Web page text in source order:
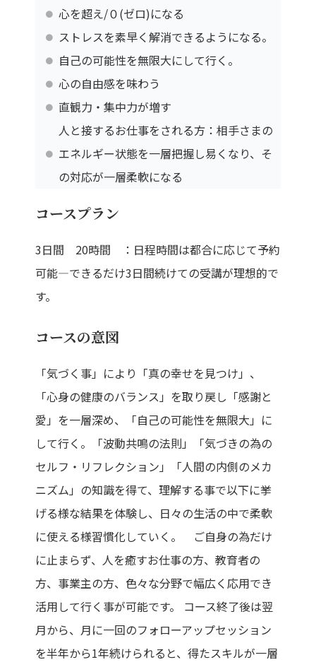
心を超え/０(ゼロ)になる
ストレスを素早く解消できるようになる。
自己の可能性を無限大にして行く。
心の自由感を味わう
直観力・集中力が増す
人と接するお仕事をされる方：相手さまの
エネルギー状態を一層把握し易くなり、そ
の対応が一層柔軟になる
コースプラン
3日間 20時間 ：日程時間は都合に応じて予約
可能―できるだけ3日間続けての受講が理想的で
す。
コースの意図
「気づく事」により「真の幸せを見つけ」、
「心身の健康のバランス」を取り戻し「感謝と
愛」を一層深め、「自己の可能性を無限大」に
して行く。「波動共鳴の法則」「気づきの為の
セルフ・リフレクション」「人間の内側のメカ
ニズム」の知識を得て、理解する事で以下に挙
げる様な結果を体験し、日々の生活の中で柔軟
に使える様習慣化していく。 ご自身の為だけ
に止まらず、人を癒すお仕事の方、教育者の
方、事業主の方、色々な分野で幅広く応用でき
活用して行く事が可能です。 コース終了後は翌
月から、月に一回のフォローアップセッション
を半年から1年続けられると、得たスキルが一層